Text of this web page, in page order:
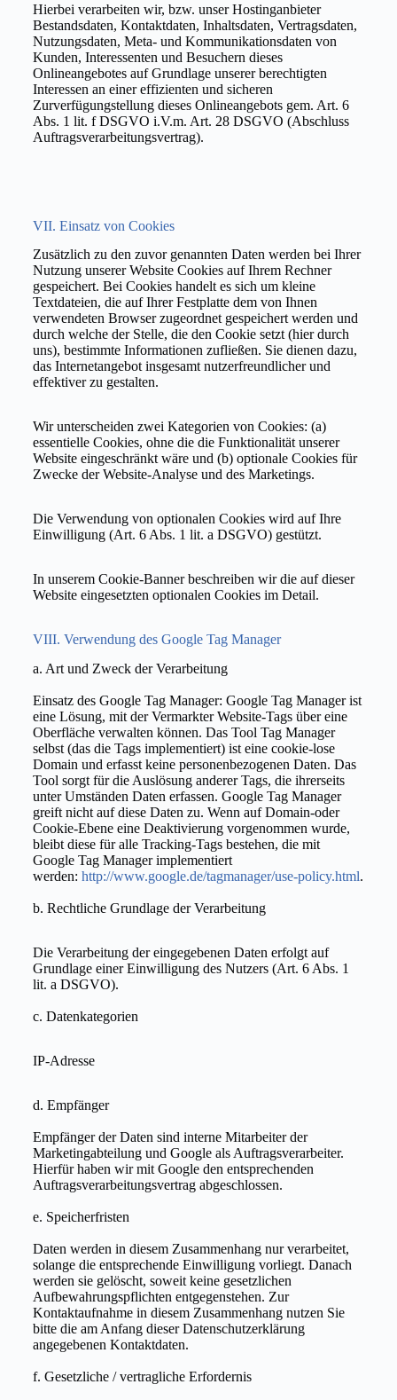
Hierbei verarbeiten wir, bzw. unser Hostinganbieter
Bestandsdaten, Kontaktdaten, Inhaltsdaten, Vertragsdaten,
Nutzungsdaten, Meta- und Kommunikationsdaten von
Kunden, Interessenten und Besuchern dieses
Onlineangebotes auf Grundlage unserer berechtigten
Interessen an einer effizienten und sicheren
Zurverfügungstellung dieses Onlineangebots gem. Art. 6
Abs. 1 lit. f DSGVO i.V.m. Art. 28 DSGVO (Abschluss
Auftragsverarbeitungsvertrag).
VII. Einsatz von Cookies
Zusätzlich zu den zuvor genannten Daten werden bei Ihrer
Nutzung unserer Website Cookies auf Ihrem Rechner
gespeichert. Bei Cookies handelt es sich um kleine
Textdateien, die auf Ihrer Festplatte dem von Ihnen
verwendeten Browser zugeordnet gespeichert werden und
durch welche der Stelle, die den Cookie setzt (hier durch
uns), bestimmte Informationen zufließen. Sie dienen dazu,
das Internetangebot insgesamt nutzerfreundlicher und
effektiver zu gestalten.
Wir unterscheiden zwei Kategorien von Cookies: (a)
essentielle Cookies, ohne die die Funktionalität unserer
Website eingeschränkt wäre und (b) optionale Cookies für
Zwecke der Website-Analyse und des Marketings.
Die Verwendung von optionalen Cookies wird auf Ihre
Einwilligung (Art. 6 Abs. 1 lit. a DSGVO) gestützt.
In unserem Cookie-Banner beschreiben wir die auf dieser
Website eingesetzten optionalen Cookies im Detail.
VIII. Verwendung des Google Tag Manager
a. Art und Zweck der Verarbeitung
Einsatz des Google Tag Manager: Google Tag Manager ist
eine Lösung, mit der Vermarkter Website-Tags über eine
Oberfläche verwalten können. Das Tool Tag Manager
selbst (das die Tags implementiert) ist eine cookie-lose
Domain und erfasst keine personenbezogenen Daten. Das
Tool sorgt für die Auslösung anderer Tags, die ihrerseits
unter Umständen Daten erfassen. Google Tag Manager
greift nicht auf diese Daten zu. Wenn auf Domain-oder
Cookie-Ebene eine Deaktivierung vorgenommen wurde,
bleibt diese für alle Tracking-Tags bestehen, die mit
Google Tag Manager implementiert
werden: http://www.google.de/tagmanager/use-policy.html.
b. Rechtliche Grundlage der Verarbeitung
Die Verarbeitung der eingegebenen Daten erfolgt auf
Grundlage einer Einwilligung des Nutzers (Art. 6 Abs. 1
lit. a DSGVO).
c. Datenkategorien
IP-Adresse
d. Empfänger
Empfänger der Daten sind interne Mitarbeiter der
Marketingabteilung und Google als Auftragsverarbeiter.
Hierfür haben wir mit Google den entsprechenden
Auftragsverarbeitungsvertrag abgeschlossen.
e. Speicherfristen
Daten werden in diesem Zusammenhang nur verarbeitet,
solange die entsprechende Einwilligung vorliegt. Danach
werden sie gelöscht, soweit keine gesetzlichen
Aufbewahrungspflichten entgegenstehen. Zur
Kontaktaufnahme in diesem Zusammenhang nutzen Sie
bitte die am Anfang dieser Datenschutzerklärung
angegebenen Kontaktdaten.
f. Gesetzliche / vertragliche Erfordernis